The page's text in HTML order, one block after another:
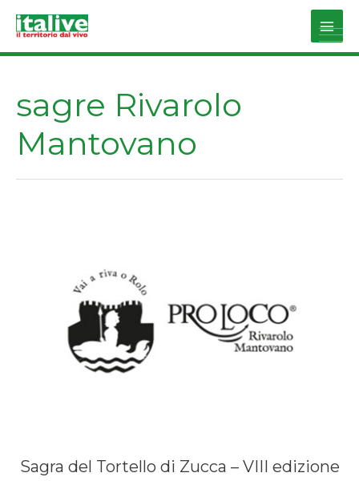
Main
sagre Rivarolo
Mantovano
Sagra del Tortello di Zucca – VIII edizione